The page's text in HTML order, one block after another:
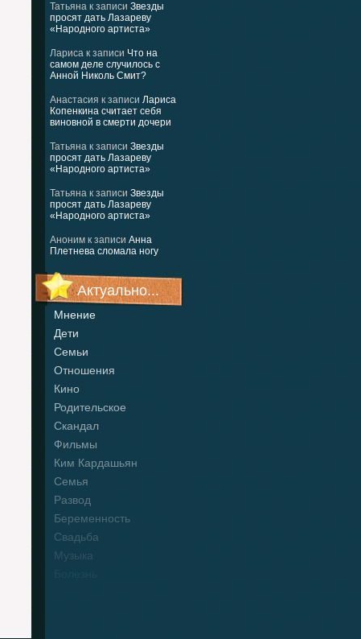
Татьяна к записи Звезды
просят дать Лазареву
«Народного артиста»
Лариса к записи Что на
самом деле случилось с
Анной Николь Смит?
Анастасия к записи Лариса
Копенкина считает себя
виновной в смерти дочери
Татьяна к записи Звезды
просят дать Лазареву
«Народного артиста»
Татьяна к записи Звезды
просят дать Лазареву
«Народного артиста»
Аноним к записи Анна
Плетнева сломала ногу
Актуально...
Мнение
Дети
Семьи
Отношения
Кино
Родительское
Скандал
Фильмы
Ким Кардашьян
Семья
Развод
Беременность
Свадьба
Музыка